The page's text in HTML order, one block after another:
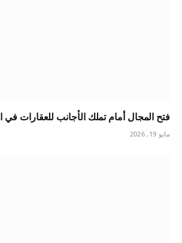
فتح المجال أمام تملك الأجانب للعقارات في
مايو 19, 2026